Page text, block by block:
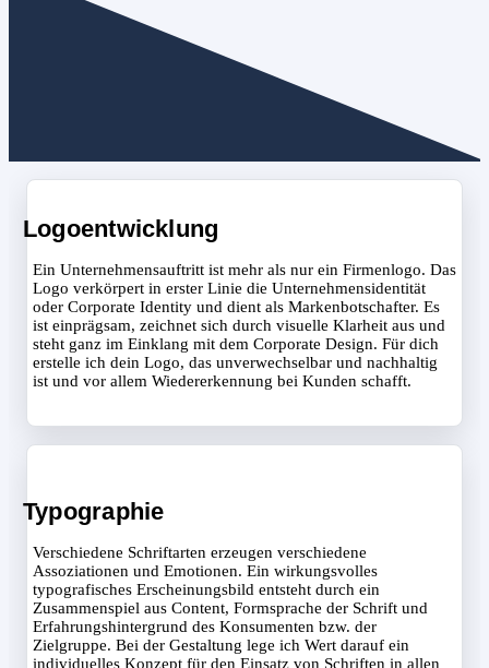
Logoentwicklung
Ein Unternehmensauftritt ist mehr als nur ein Firmenlogo. Das
Logo verkörpert in erster Linie die Unternehmensidentität
oder Corporate Identity und dient als Markenbotschafter. Es
ist einprägsam, zeichnet sich durch visuelle Klarheit aus und
steht ganz im Einklang mit dem Corporate Design. Für dich
erstelle ich dein Logo, das unverwechselbar und nachhaltig
ist und vor allem Wiedererkennung bei Kunden schafft.
Typographie
Verschiedene Schriftarten erzeugen verschiedene
Assoziationen und Emotionen. Ein wirkungsvolles
typografisches Erscheinungsbild entsteht durch ein
Zusammenspiel aus Content, Formsprache der Schrift und
Erfahrungshintergrund des Konsumenten bzw. der
Zielgruppe. Bei der Gestaltung lege ich Wert darauf ein
individuelles Konzept für den Einsatz von Schriften in allen